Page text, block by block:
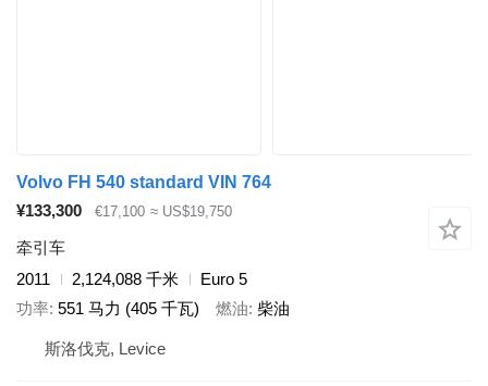
Volvo FH 540 standard VIN 764
¥133,300
€17,100 ≈ US$19,750
牵引车
2011
2,124,088 千米
Euro 5
功率 551 马力 (405 千瓦) 燃油 柴油
斯洛伐克, Levice